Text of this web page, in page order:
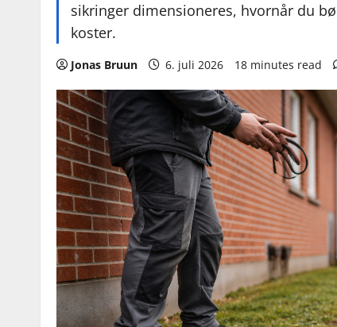
sikringer dimensioneres, hvornår du
koster.
Jonas Bruun 6. juli 2026 18 minutes read